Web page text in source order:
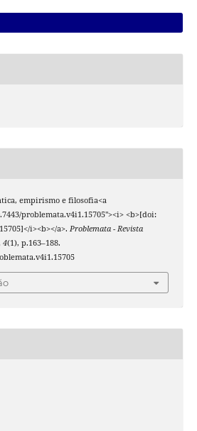
empirismo e filosofia<a
problemata.v4i1.15705"><i> <b>[doi:
i><b></a>. Problemata - Revista
4(1), p.163–188.